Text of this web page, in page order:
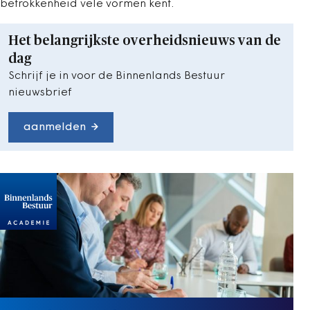
betrokkenheid vele vormen kent.
Het belangrijkste overheidsnieuws van de
dag
Schrijf je in voor de Binnenlands Bestuur
nieuwsbrief
aanmelden